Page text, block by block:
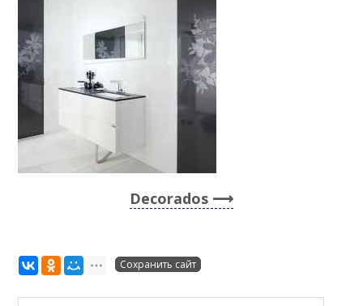
Decorados
Сохранить сайт